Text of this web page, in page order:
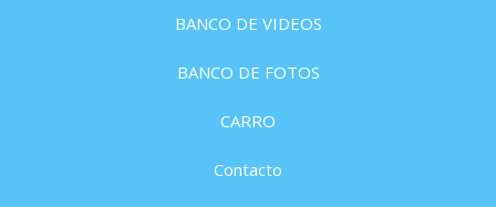
BANCO DE VIDEOS
BANCO DE FOTOS
CARRO
Contacto